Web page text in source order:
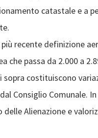
catastale e a
recente definizione
che passa da 2.000 a
sopra costituiscono
Consiglio Comunale.
Alienazione e